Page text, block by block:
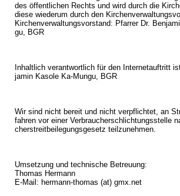
des öf­fent­li­chen Rechts und wird durch die
diese wie­der­um durch den
Kir­chen­ver­wal­tungs­vor­stand: Pfar­rer Dr.
gu, BGR
In­halt­lich ver­ant­wort­lich für den In­ter­net­auf­tritt
ja­min Ka­so­le Ka-Mun­gu, BGR
Wir sind nicht be­reit und nicht ver­pflich­tet, an
fah­ren vor einer Ver­brau­cher­schlich­tungs­stel­le
cher­streit­bei­le­gungs­ge­setz teil­zu­neh­men.
Um­set­zung und tech­ni­sche Be­treu­ung:
Tho­mas Her­mann
E-Mail: her­mann-tho­mas (at) gmx.​net